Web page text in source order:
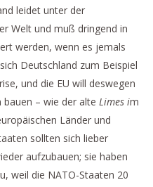
leidet unter der
Welt und muß dringend in
werden, wenn es jemals
Deutschland zum Beispiel
und die EU will deswegen
bauen – wie der alteLimesim
Länder und
sollten sich lieber
aufzubauen; sie haben
weil die NATO-Staaten 20